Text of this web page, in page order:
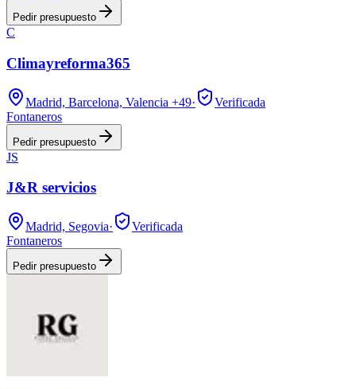
Pedir presupuesto
C
Climayreforma365
Madrid, Barcelona, Valencia +49·
Verificada
Fontaneros
Pedir presupuesto
JS
J&R servicios
Madrid, Segovia·
Verificada
Fontaneros
Pedir presupuesto